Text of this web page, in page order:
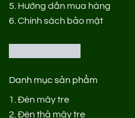
5. Hướng dẫn mua hàng
6. Chính sách bảo mật
Danh mục sản phẩm
1. Đèn mây tre
2. Đèn thả mây tre